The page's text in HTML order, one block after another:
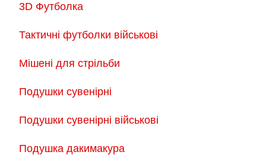
3D Футболка
Тактичні футболки військові
Мішені для стрільби
Подушки сувенірні
Подушки сувенірні військові
Подушка дакимакура